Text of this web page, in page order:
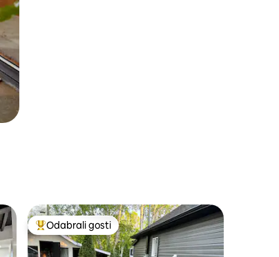
Među najviše rangiranima s oznakom „Odabrali gosti”
Odabrali gosti